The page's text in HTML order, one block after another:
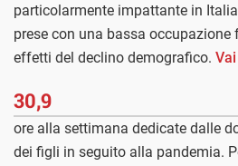
particolarmente impattante in
prese con una bassa occupazione
effetti del declino demografico.
30,9
ore alla settimana dedicate dalle
dei figli in seguito alla pandemia.